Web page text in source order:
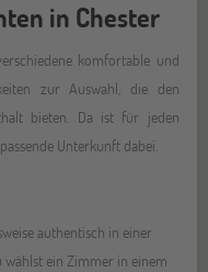
in Chester
komfortable und
zur Auswahl, die den
bieten. Da ist für jeden
Unterkunft dabei.
authentisch in einer
wählst ein Zimmer in einem